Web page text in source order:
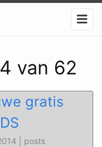
van 62
gratis
| posts